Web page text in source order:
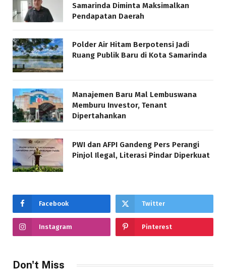
Samarinda Diminta Maksimalkan
Pendapatan Daerah
Polder Air Hitam Berpotensi Jadi
Ruang Publik Baru di Kota Samarinda
Manajemen Baru Mal Lembuswana
Memburu Investor, Tenant
Dipertahankan
PWI dan AFPI Gandeng Pers Perangi
Pinjol Ilegal, Literasi Pindar Diperkuat
Facebook Twitter
Instagram Pinterest
Don't Miss